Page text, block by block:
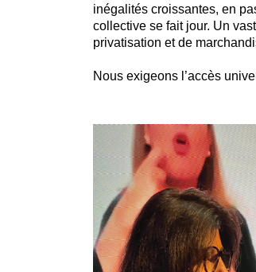
inégalités croissantes, en
collective se fait jour. Un
privatisation et de
Nous exigeons l’accès